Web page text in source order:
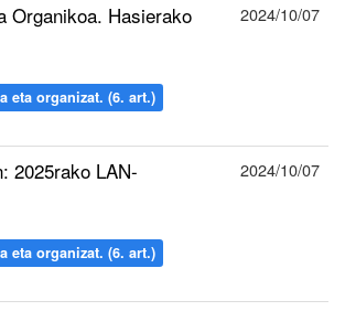
Organikoa. Hasierako
eta organizat. (6. art.)
2024/10/07
2025rako LAN-
eta organizat. (6. art.)
2024/10/07